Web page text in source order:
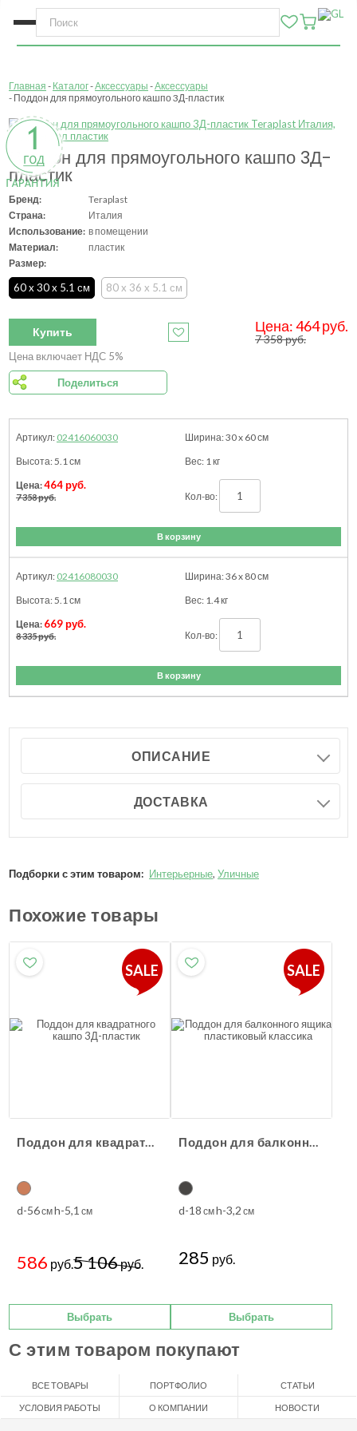
Главная Каталог Аксессуары Аксессуары
Поддон для прямоугольного кашпо 3Д-пластик
Поддон для прямоугольного кашпо 3Д-
пластик
Бренд:
Teraplast
Страна:
Италия
Использование: в помещении
Материал:
пластик
Размер:
60 x 30 x 5.1 см 80 x 36 x 5.1 см
Купить Цена:464руб.
7 358руб.
Цена включает НДС 5%
Поделиться
02416060030 30 x 60см
5.1см 1кг
464 руб.
7 358 руб.
В корзину
02416080030 36 x 80см
5.1см 1.4кг
669 руб.
8 335 руб.
В корзину
ОПИСАНИЕ
ДОСТАВКА
Подборки с этим товаром: Интерьерные, Уличные
Похожие товары
SALE
Поддон для квадратного кашпо 3Д-пластик
d-56смh-5,1 см
586 руб.5 106руб.
Выбрать
SALE
Поддон для балконного ящика пластиковый классика
d-18 смh-3,2 см
285 руб.
Выбрать
С этим товаром покупают
ВСЕ ТОВАРЫ ПОРТФОЛИО СТАТЬИ
УСЛОВИЯ РАБОТЫ О КОМПАНИИ НОВОСТИ